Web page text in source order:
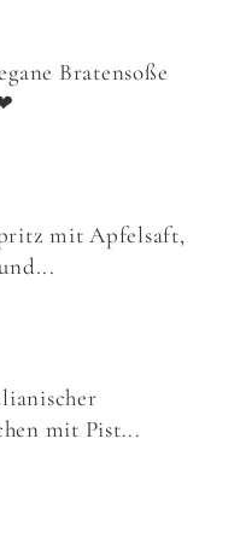
Bratensoße
mit Apfelsaft,
mit Pist...